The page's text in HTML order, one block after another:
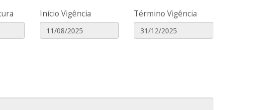
Início Vigência Término Vigência